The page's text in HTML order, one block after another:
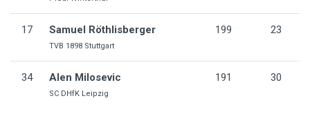
17 Samuel Röthlisberger
TVB 1898 Stuttgart
199 23
34 Alen Milosevic
SC DHfK Leipzig
191 30